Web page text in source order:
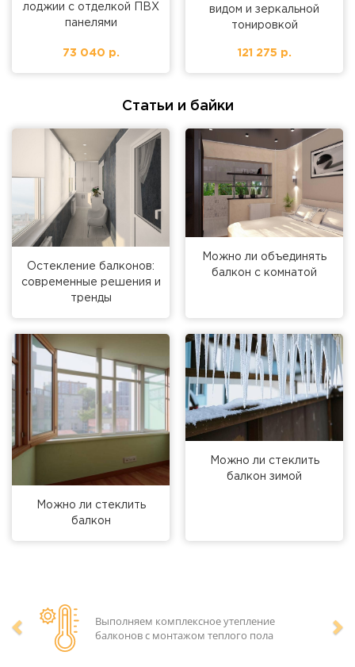
Выполняем комплексное утепление
балконов с монтажом теплого пола
Предыдущий
лоджии с отделкой ПВХ
панелями
73 040 р.
видом и зеркальной
тонировкой
121 275 р.
Статьи и байки
Остекление балконов:
современные решения и
тренды
Можно ли объединять
балкон с комнатой
Можно ли стеклить
балкон
Можно ли стеклить
балкон зимой